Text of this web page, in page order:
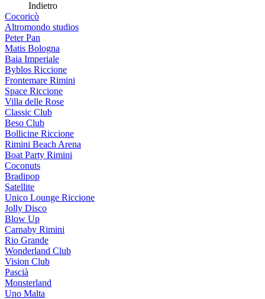
Indietro
Cocoricò
Altromondo studios
Peter Pan
Matis Bologna
Baia Imperiale
Byblos Riccione
Frontemare Rimini
Space Riccione
Villa delle Rose
Classic Club
Beso Club
Bollicine Riccione
Rimini Beach Arena
Boat Party Rimini
Coconuts
Bradipop
Satellite
Unico Lounge Riccione
Jolly Disco
Blow Up
Carnaby Rimini
Rio Grande
Wonderland Club
Vision Club
Pascià
Monsterland
Uno Malta